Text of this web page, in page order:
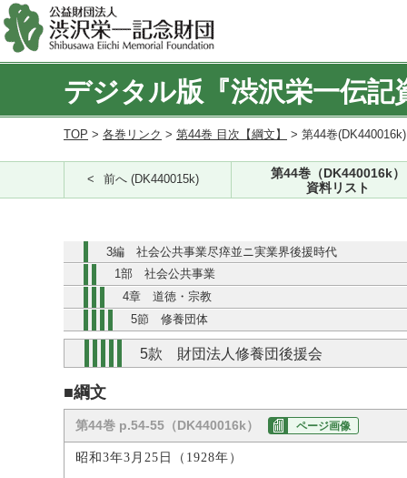
デジタル版『渋沢栄一伝記
TOP > 各巻リンク > 第44巻 目次【綱文】 > 第44巻
前へ (DK440015k)
第44巻（DK440016k）
資料リスト
3編 社会公共事業尽瘁並ニ実業界後援時代
1部 社会公共事業
4章 道徳・宗教
5節 修養団体
5款 財団法人修養団後援会
■綱文
第44巻 p.54-55（DK440016k） ページ画像
昭和3年3月25日（1928年）